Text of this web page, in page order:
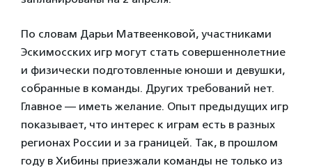
По словам Дарьи Матвеенковой, участниками
Эскимосских игр могут стать совершеннолетние
и физически подготовленные юноши и девушки,
собранные в команды. Других требований нет.
Главное — иметь желание. Опыт предыдущих игр
показывает, что интерес к играм есть в разных
регионах России и за границей. Так, в прошлом
году в Хибины приезжали команды не только из